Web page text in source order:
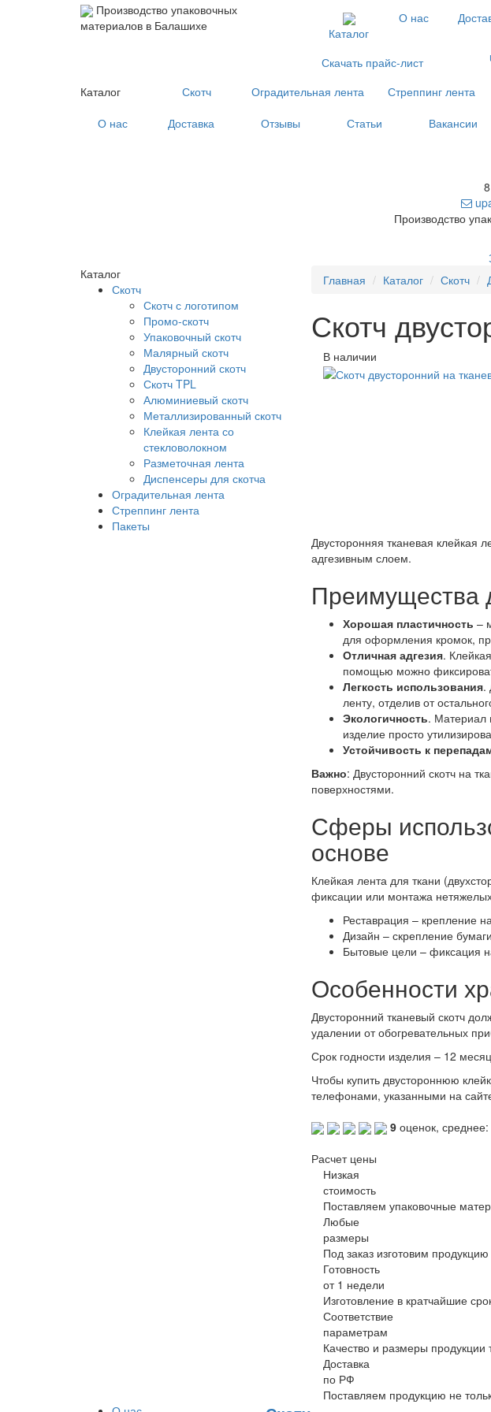
Производство упаковочных
материалов в Балашихе
Каталог
О нас
Скачать прайс-лист
Каталог
Скотч Оградительная лента Стреппинг лента
О нас
Доставка Отзывы Статьи Вакансии
Производство
Главная
Каталог Скотч
Скотч
В наличии
Двусторонняя тканевая клейкая
адгезивным слоем.
Преимущества
Хорошая пластичность –
для оформления кромок,
Отличная адгезия.
помощью можно
Легкость использования.
ленту, отделив от
Экологичность. Материал
изделие просто
Устойчивость к
Важно: Двусторонний скотч на
поверхностями.
Сферы
основе
Клейкая лента для ткани
фиксации или монтажа
Реставрация – крепление
Дизайн – скрепление
Бытовые цели – фиксация
Особенности
Двусторонний тканевый скотч
удалении от обогревательных
Срок годности изделия – 12
Чтобы купить двустороннюю
телефонами, указанными на
9оценок, среднее:
Расчет цены
Низкая
стоимость
Поставляем упаковочные
Любые
размеры
Под заказ изготовим
Готовность
от 1 недели
Изготовление в кратчайшие
Соответствие
параметрам
Качество и размеры продукции
Доставка
по РФ
Поставляем продукцию не
Каталог
Скотч
Скотч с логотипом
Промо-скотч
Упаковочный скотч
Малярный скотч
Двусторонний скотч
Скотч TPL
Алюминиевый скотч
Металлизированный скотч
Клейкая лента со
стекловолокном
Разметочная лента
Диспенсеры для скотча
Оградительная лента
Стреппинг лента
Пакеты